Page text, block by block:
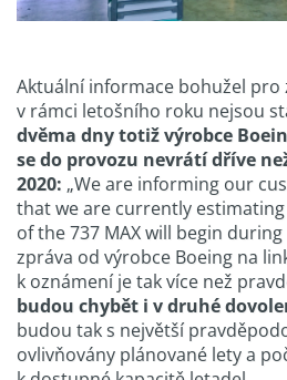
Aktuální informace bohužel pro
v rámci letošního roku nejsou
dvěma dny totiž výrobce
se do provozu nevrátí dříve
2020: „We are informing our
that we are currently
of the 737 MAX will begin
zpráva od výrobce Boeing na
k oznámení je tak více než
budou chybět i v druhé
budou tak s největší
ovlivňovány plánované lety a